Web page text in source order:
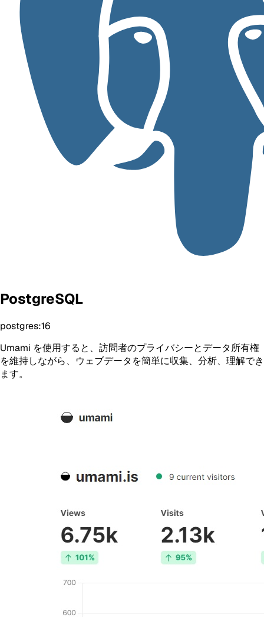
PostgreSQL
postgres:16
Umami を使用すると、訪問者のプライバシーとデータ所有権
を維持しながら、ウェブデータを簡単に収集、分析、理解でき
ます。